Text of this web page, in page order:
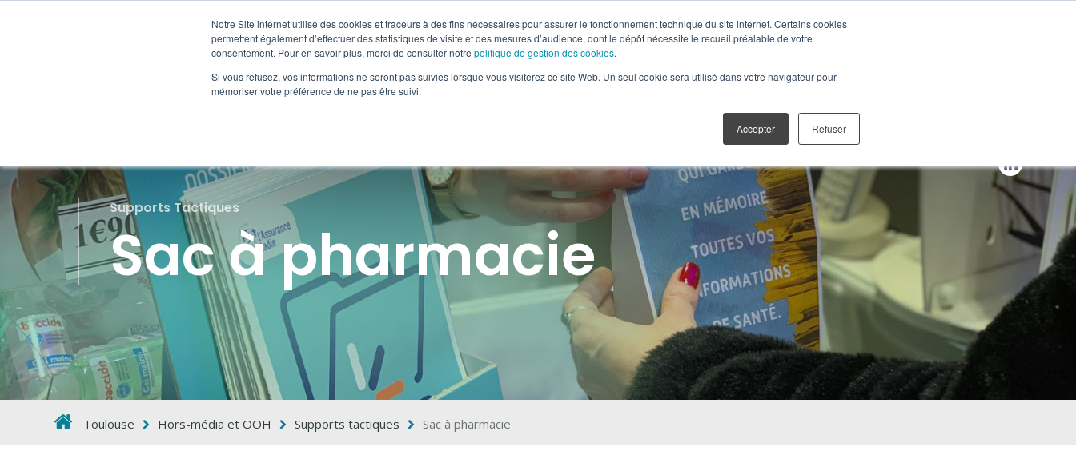
Notre Site internet utilise des cookies et traceurs à des fins nécessaires pour assurer le fonctionnement technique du site internet. Certains cookies
permettent également d’effectuer des statistiques de visite et des mesures d’audience, dont le dépôt nécessite le recueil préalable de votre
consentement. Pour en savoir plus, merci de consulter notre politique de gestion des cookies.
Si vous refusez, vos informations ne seront pas suivies lorsque vous visiterez ce site Web. Un seul cookie sera utilisé dans votre navigateur pour
mémoriser votre préférence de ne pas être suivi.
Accepter Refuser
HORS-MÉDIA & OOH RETAIL MARKETING SOLUTIONS DIGITALES
Supports Tactiques
Sac à pharmacie
Toulouse Hors-média et OOH Supports tactiques Sac à pharmacie